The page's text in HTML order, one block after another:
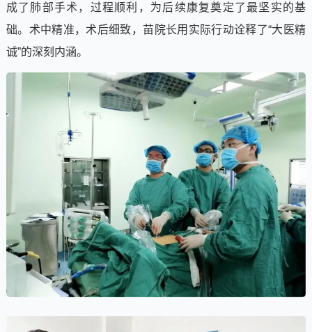
成了肺部手术，过程顺利，为后续康复奠定了最坚实的基
础。术中精准，术后细致，苗院长用实际行动诠释了“大医精
诚”的深刻内涵。